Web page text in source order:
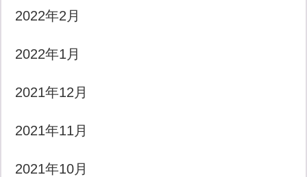
2022年2月
2022年1月
2021年12月
2021年11月
2021年10月